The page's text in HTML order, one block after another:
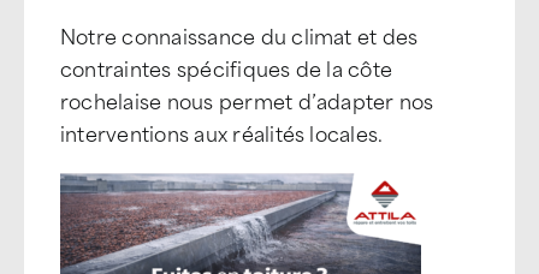
Notre connaissance du climat et des
contraintes spécifiques de la côte
rochelaise nous permet d’adapter nos
interventions aux réalités locales.